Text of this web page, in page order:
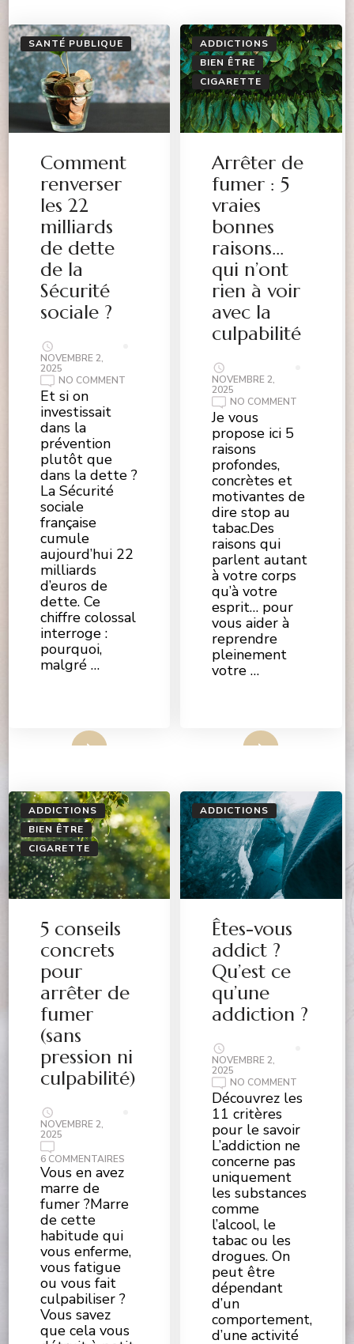
SANTÉ PUBLIQUE
Comment
renverser
les 22
milliards
de dette
de la
Sécurité
sociale ?
NOVEMBRE 2,
2025
NO COMMENT
LA
SÉCURITÉ
Et si on
investissait
dans la
prévention
plutôt que
dans la dette ?
La Sécurité
sociale
française
cumule
aujourd’hui 22
milliards
d’euros de
dette. Ce
chiffre colossal
interroge :
pourquoi,
malgré …
ADDICTIONS
BIEN ÊTRE
CIGARETTE
Arrêter de
fumer : 5
vraies
bonnes
raisons…
qui n’ont
rien à voir
avec la
culpabilité
NOVEMBRE 2,
2025
NO COMMENT
QUI
N’ONT
LA
Je vous
propose ici 5
raisons
profondes,
concrètes et
motivantes de
dire stop au
tabac.Des
raisons qui
parlent autant
à votre corps
qu’à votre
esprit… pour
vous aider à
reprendre
pleinement
votre …
ADDICTIONS
BIEN ÊTRE
CIGARETTE
5 conseils
concrets
pour
arrêter de
fumer
(sans
pression ni
culpabilité)
NOVEMBRE 2,
2025
6 COMMENTAIRES
POUR
ARRÊTER
PRESSION
NI
Vous en avez
marre de
fumer ?Marre
de cette
habitude qui
vous enferme,
vous fatigue
ou vous fait
culpabiliser ?
Vous savez
que cela vous
ADDICTIONS
Êtes-vous
addict ?
Qu’est ce
qu’une
addiction ?
NOVEMBRE 2,
2025
NO COMMENT
VOUS
QU’EST
CE
QU’UNE
Découvrez les
11 critères
pour le savoir
L’addiction ne
concerne pas
uniquement
les substances
comme
l’alcool, le
tabac ou les
drogues. On
peut être
dépendant
d’un
comportement,
d’une activité